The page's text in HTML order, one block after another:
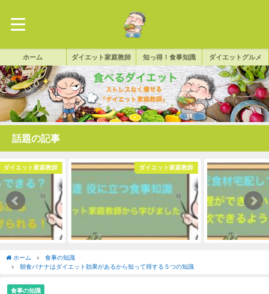
ホーム ダイエット家庭教師 知っ得！食事知識 ダイエットグルメ
話題の記事
ダイエット家庭教師 ダイエット家庭教師
ホーム
食事の知識
朝食バナナはダイエット効果があるから知って得する５つの知識
食事の知識